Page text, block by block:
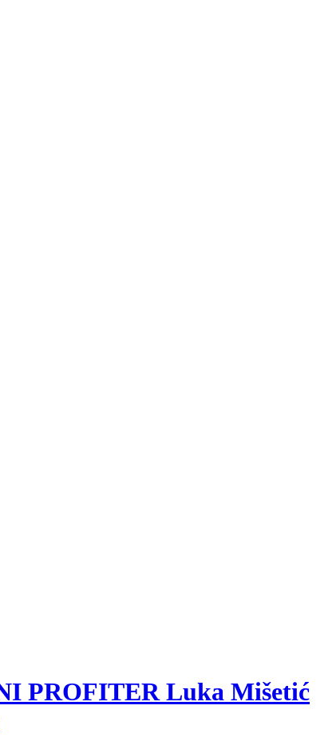
PROFITER Luka Mišetić